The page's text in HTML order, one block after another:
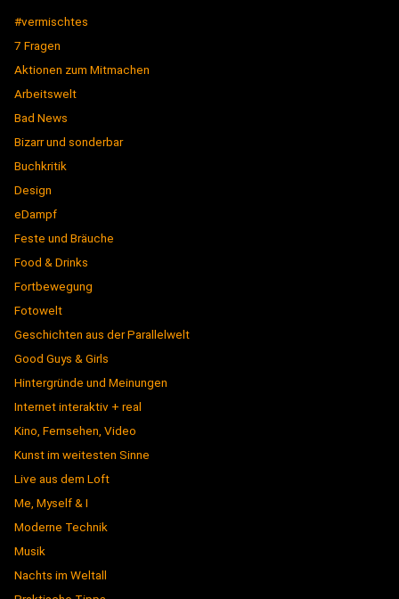
#vermischtes
7 Fragen
Aktionen zum Mitmachen
Arbeitswelt
Bad News
Bizarr und sonderbar
Buchkritik
Design
eDampf
Feste und Bräuche
Food & Drinks
Fortbewegung
Fotowelt
Geschichten aus der Parallelwelt
Good Guys & Girls
Hintergründe und Meinungen
Internet interaktiv + real
Kino, Fernsehen, Video
Kunst im weitesten Sinne
Live aus dem Loft
Me, Myself & I
Moderne Technik
Musik
Nachts im Weltall